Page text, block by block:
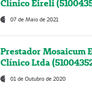
Clínico Eireli
07 de Maio de 2021
Prestador Mosaicum
Clínico Ltda
01 de Outubro de 2020